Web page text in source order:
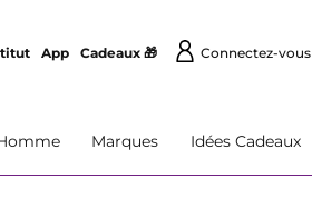
App Cadeaux 🎁 Connectez-vous
Marques Idées Cadeaux